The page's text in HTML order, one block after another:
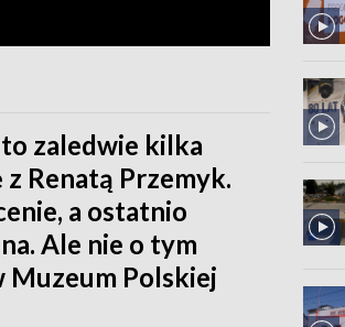
to zaledwie kilka
Renatą Przemyk.
a ostatnio
Ale nie o tym
Muzeum Polskiej